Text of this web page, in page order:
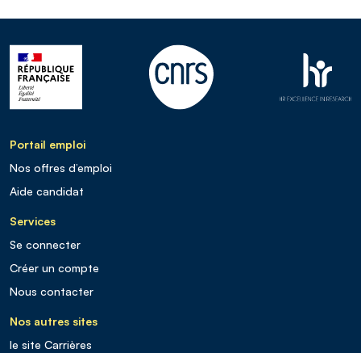
Portail emploi
Nos offres d’emploi
Aide candidat
Services
Se connecter
Créer un compte
Nous contacter
Nos autres sites
le site Carrières